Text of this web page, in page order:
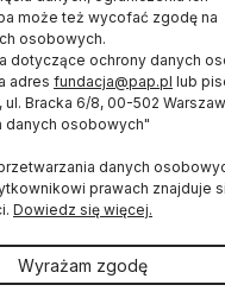
żywieniowych -
Study Epidemiology &
objęli badaniami
podstawowych w
i naukowcy
żywieniowe
wszystkie pokarmy
dzieci w ciągu doby.
posiłki, 768
– nigdy.
może też wycofać zgodę na
osobowych.
dotyczące ochrony danych
adres fundacja@pap.pl lub
ul. Bracka 6/8, 00-502
danych osobowych"
danych
prawach znajduje
Dowiedz się więcej.
Wyrażam zgodę